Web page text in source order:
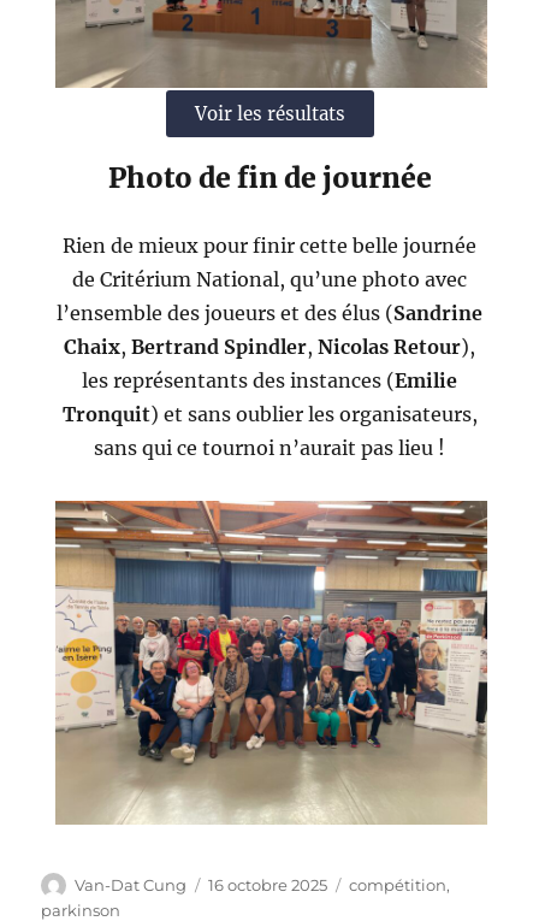
Voir les résultats
Photo de fin de journée
Rien de mieux pour finir cette belle journée
de Critérium National, qu’une photo avec
l’ensemble des joueurs et des élus (Sandrine
Chaix, Bertrand Spindler, Nicolas Retour),
les représentants des instances (Emilie
Tronquit) et sans oublier les organisateurs,
sans qui ce tournoi n’aurait pas lieu !
Van-Dat Cung 16 octobre 2025 compétition,
parkinson